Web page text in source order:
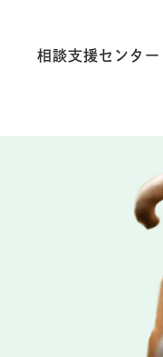
相談支援センター